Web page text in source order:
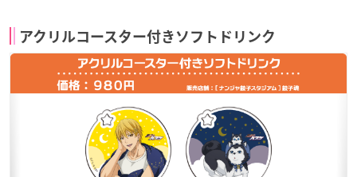
アクリルコースター付きソフトドリンク